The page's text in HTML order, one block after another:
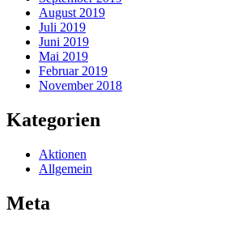
August 2019
Juli 2019
Juni 2019
Mai 2019
Februar 2019
November 2018
Kategorien
Aktionen
Allgemein
Meta